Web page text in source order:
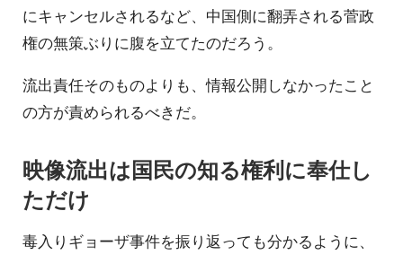
にキャンセルされるなど、中国側に翻弄される菅政
権の無策ぶりに腹を立てたのだろう。
流出責任そのものよりも、情報公開しなかったこと
の方が責められるべきだ。
映像流出は国民の知る権利に奉仕し
ただけ
毒入りギョーザ事件を振り返っても分かるように、